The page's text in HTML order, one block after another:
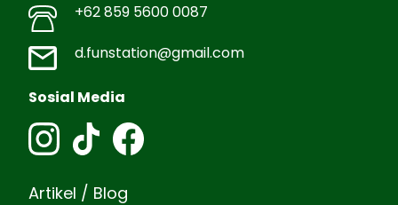
+62 859 5600 0087
d.funstation@gmail.com
Sosial Media
Artikel / Blog